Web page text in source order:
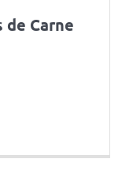
de Carne